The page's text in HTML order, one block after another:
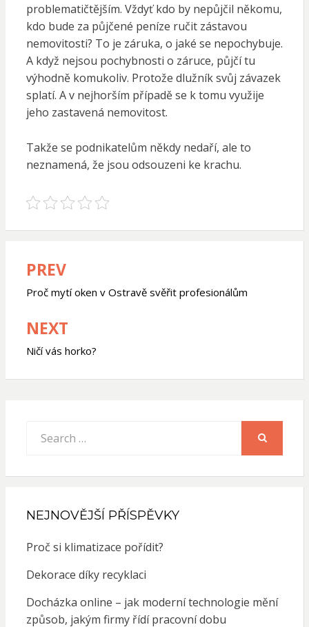
problematičtějším. Vždyť kdo by nepůjčil někomu,
kdo bude za půjčené peníze ručit zástavou
nemovitosti? To je záruka, o jaké se nepochybuje.
A když nejsou pochybnosti o záruce, půjčí tu
výhodně komukoliv. Protože dlužník svůj závazek
splatí. A v nejhorším případě se k tomu využije
jeho zastavená nemovitost.
Takže se podnikatelům někdy nedaří, ale to
neznamená, že jsou odsouzeni ke krachu.
Navigace
pro
příspěvek
PREV
Proč mytí oken v Ostravě svěřit profesionálům
NEXT
Ničí vás horko?
for:
NEJNOVĚJŠÍ PŘÍSPĚVKY
Proč si klimatizace pořídit?
Dekorace díky recyklaci
Docházka online – jak moderní technologie mění
způsob, jakým firmy řídí pracovní dobu